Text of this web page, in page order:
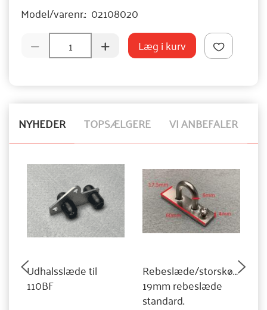
Model/varenr.: 02108020
Læg i kurv
NYHEDER TOPSÆLGERE VI ANBEFALER
Udhalsslæde til
110BF
Rebeslæde/
19mm rebeslæde
standard.